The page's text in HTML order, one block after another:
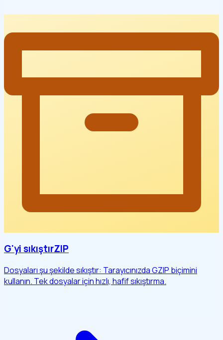
G'yi sıkıştırZIP
Dosyaları şu şekilde sıkıştır: Tarayıcınızda GZIP biçimini
kullanın. Tek dosyalar için hızlı, hafif sıkıştırma.